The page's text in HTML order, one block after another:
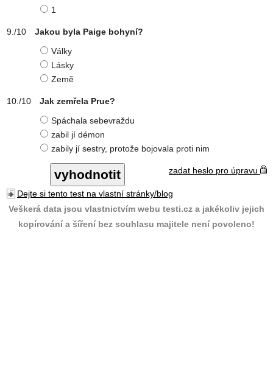
1
Jakou byla Paige bohyní?
Války
Lásky
Země
Jak zemřela Prue?
Spáchala sebevraždu
zabil jí démon
zabily jí sestry, protože bojovala proti nim
zadat heslo pro úpravu
Dejte si tento test na vlastní stránky/blog
Veškerá data jsou vlastnictvím webu testi.cz a jakékoliv jejich
kopírování a šíření bez souhlasu majitele není povoleno!